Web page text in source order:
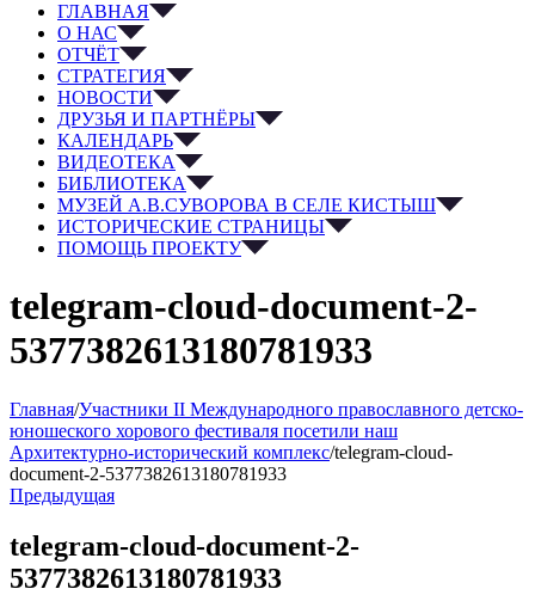
ГЛАВНАЯ
О НАС
ОТЧЁТ
СТРАТЕГИЯ
НОВОСТИ
ДРУЗЬЯ И ПАРТНЁРЫ
КАЛЕНДАРЬ
ВИДЕОТЕКА
БИБЛИОТЕКА
МУЗЕЙ А.В.СУВОРОВА В СЕЛЕ КИСТЫШ
ИСТОРИЧЕСКИЕ СТРАНИЦЫ
ПОМОЩЬ ПРОЕКТУ
telegram-cloud-document-2-
5377382613180781933
Главная/Участники II Международного православного детско-
юношеского хорового фестиваля посетили наш
Архитектурно-исторический комплекс/telegram-cloud-
document-2-5377382613180781933
Предыдущая
telegram-cloud-document-2-
5377382613180781933